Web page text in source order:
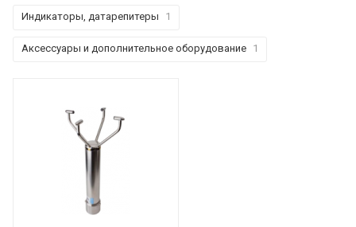
Индикаторы, датарепитеры 1
Аксессуары и дополнительное оборудование 1